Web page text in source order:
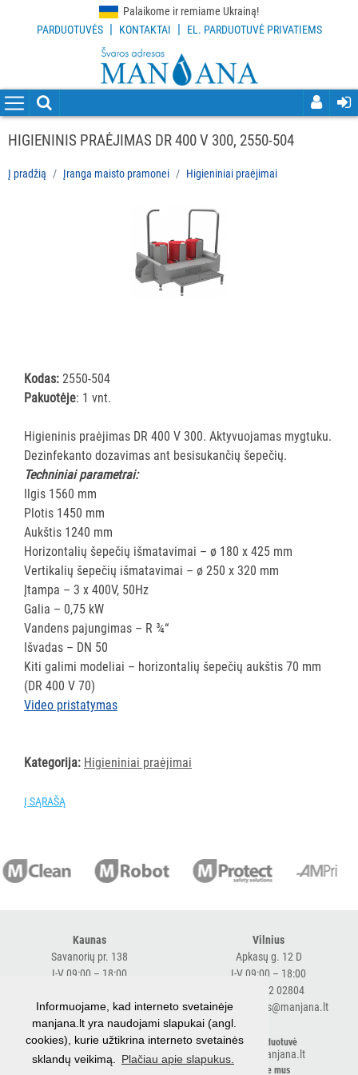
Palaikome ir remiame Ukrainą!
PARDUOTUVĖS | KONTAKTAI | EL. PARDUOTUVĖ PRIVATIEMS
VALYMO
PRIEMONĖS
ĮRANKIAI
ĮRANGA
PRIEMONĖS
PURVĄ
SUGERIANTYS
KILIMĖLIAI
ASMENS
HIGIENOS
PRIEMONĖS
SLAUGOS
PREKĖS
KOSMETIKA
IR
MAISTO
Visi
Įsiurbimo
Rūko
generatoriai
Higieniniai
praėjimai
HIGIENINIS PRAĖJIMAS DR 400 V 300, 2550-504
Į pradžią Įranga maisto pramonei Higieniniai praėjimai
Kodas: 2550-504
Pakuotėje: 1 vnt.
Higieninis praėjimas DR 400 V 300. Aktyvuojamas mygtuku.
Dezinfekanto dozavimas ant besisukančių šepečių.
Techniniai parametrai:
Ilgis 1560 mm
Plotis 1450 mm
Aukštis 1240 mm
Horizontalių šepečių išmatavimai – ø 180 x 425 mm
Vertikalių šepečių išmatavimai – ø 250 x 320 mm
Įtampa – 3 x 400V, 50Hz
Galia – 0,75 kW
Vandens pajungimas – R ¾“
Išvadas – DN 50
Kiti galimi modeliai – horizontalių šepečių aukštis 70 mm
(DR 400 V 70)
Video pristatymas
Kategorija: Higieniniai praėjimai
Į SĄRAŠĄ
Kaunas
Savanorių pr. 138
I-V 09:00 – 18:00
expresskaunas@manjana.lt
Vilnius
Apkasų g. 12 D
I-V 09:00 – 18:00
+370 682 02804
expressvilnius@manjana.lt
Klaipėda
Baltijos pr. 26 B
El. parduotuvė
shop.manjana.lt
Sekite mus
Informuojame, kad interneto svetainėje
manjana.lt yra naudojami slapukai (angl.
cookies), kurie užtikrina interneto svetainės
sklandų veikimą.
Plačiau apie slapukus.